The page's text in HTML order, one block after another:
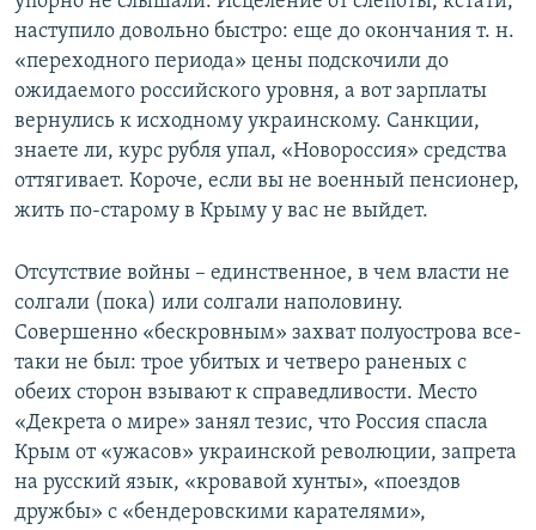
наступило довольно быстро: еще до окончания т. н.
«переходного периода» цены подскочили до
ожидаемого российского уровня, а вот зарплаты
вернулись к исходному украинскому. Санкции,
знаете ли, курс рубля упал, «Новороссия» средства
оттягивает. Короче, если вы не военный пенсионер,
жить по-старому в Крыму у вас не выйдет.
Отсутствие войны – единственное, в чем власти не
солгали (пока) или солгали наполовину.
Совершенно «бескровным» захват полуострова все-
таки не был: трое убитых и четверо раненых с
обеих сторон взывают к справедливости. Место
«Декрета о мире» занял тезис, что Россия спасла
Крым от «ужасов» украинской революции, запрета
на русский язык, «кровавой хунты», «поездов
дружбы» с «бендеровскими карателями»,